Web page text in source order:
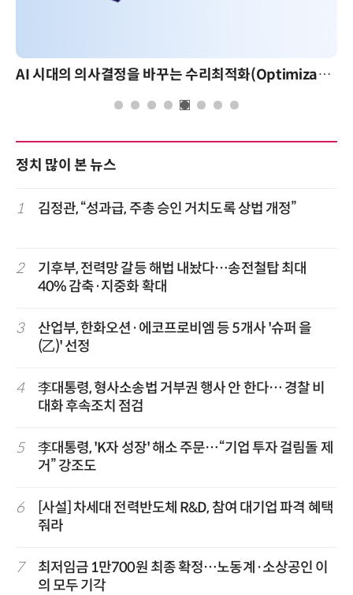
AI 시대의 의사결정을 바꾸는 수리최적화(Optimization): 실제 산업 적용 사례와 활용 전략
정치 많이 본 뉴스
1 김정관, “성과급, 주총 승인 거치도록 상법 개정”
2
기후부, 전력망 갈등 해법 내놨다…송전철탑 최대
40% 감축·지중화 확대
3
산업부, 한화오션·에코프로비엠 등 5개사 '슈퍼 을
(乙)' 선정
4
李대통령, 형사소송법 거부권 행사 안 한다… 경찰 비
대화 후속조치 점검
5
李대통령, 'K자 성장' 해소 주문…“기업 투자 걸림돌 제
거” 강조도
6
[사설] 차세대 전력반도체 R&D, 참여 대기업 파격 혜택
줘라
7
최저임금 1만700원 최종 확정…노동계·소상공인 이
의 모두 기각